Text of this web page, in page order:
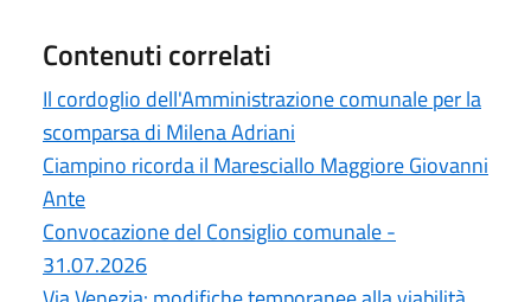
Contenuti correlati
Il cordoglio dell'Amministrazione comunale per la
scomparsa di Milena Adriani
Ciampino ricorda il Maresciallo Maggiore Giovanni
Ante
Convocazione del Consiglio comunale -
31.07.2026